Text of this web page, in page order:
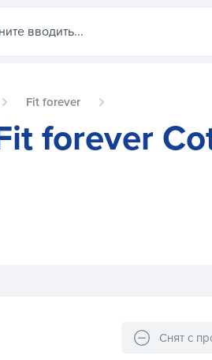
вводить...
Fit forever
forever
D черный S
Снят с